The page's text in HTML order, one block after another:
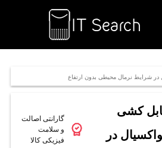
شرایط نرمال محیطی بدون ارتفاع
کشی
در
گارانتی اصالت
و سلامت
فیزیکی کالا